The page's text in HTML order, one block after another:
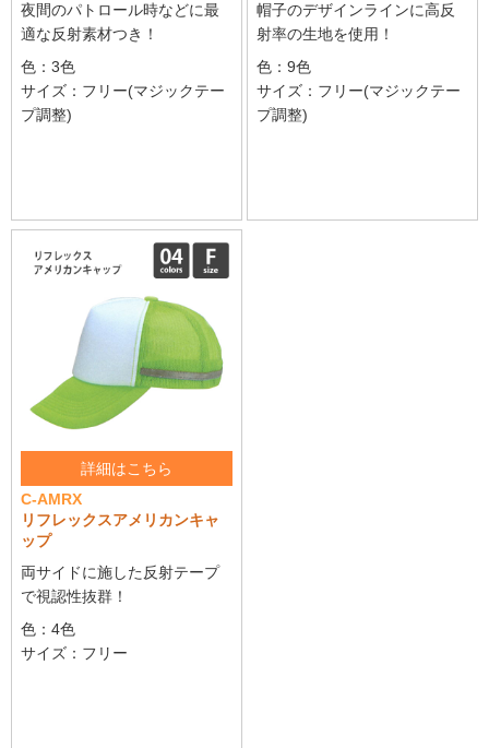
夜間のパトロール時などに最
適な反射素材つき！
色：3色
サイズ：フリー(マジックテー
プ調整)
帽子のデザインラインに高反
射率の生地を使用！
色：9色
サイズ：フリー(マジックテー
プ調整)
詳細はこちら
C-AMRX
リフレックスアメリカンキャ
ップ
両サイドに施した反射テープ
で視認性抜群！
色：4色
サイズ：フリー